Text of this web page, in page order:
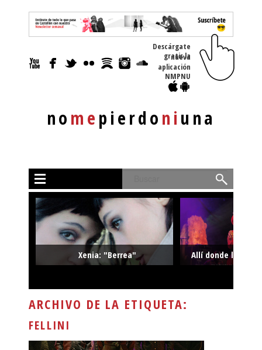
nomepierdoniuna
Descárgate
gratis la nueva
aplicación
NMPNU
Xenia: "Berrea" Allí donde la
ARCHIVO DE LA ETIQUETA:
FELLINI